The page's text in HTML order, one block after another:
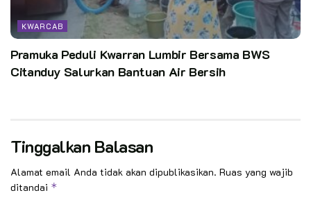
KWARCAB
Pramuka Peduli Kwarran Lumbir Bersama BWS
Citanduy Salurkan Bantuan Air Bersih
Tinggalkan Balasan
Alamat email Anda tidak akan dipublikasikan. Ruas yang wajib
ditandai *